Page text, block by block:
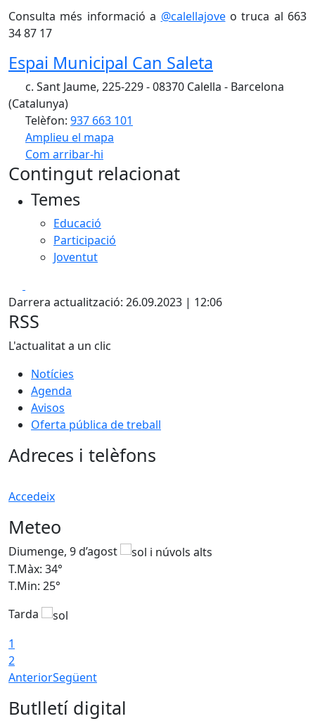
Consulta més informació a @calellajoveo truca al 663
34 87 17
Espai Municipal Can Saleta
c. Sant Jaume, 225-229 - 08370 Calella - Barcelona
(Catalunya)
Telèfon: 937 663 101
Amplieu el mapa
Com arribar-hi
+
Contingut relacionat
Temes
Educació
Participació
Joventut
Darrera actualització: 26.09.2023 | 12:06
RSS
L'actualitat a un clic
Notícies
Agenda
Avisos
Oferta pública de treball
Adreces i telèfons
Accedeix
Meteo
Diumenge, 9 d’agost
T.Màx: 34°
T.Min: 25°
Tarda
1
2
AnteriorSegüent
Butlletí digital